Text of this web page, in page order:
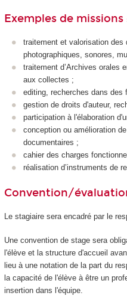
Exemples de missions
traitement et valorisation des
photographiques, sonores,
traitement d’Archives orales
aux collectes ;
editing, recherches dans des
gestion de droits d'auteur,
participation à l'élaboration
conception ou amélioration
documentaires ;
cahier des charges
réalisation d’instruments de
Convention/
Le stagiaire sera encadré par le
Une convention de stagesera
l'élève et la structure d'accueil
lieu à une notation de la part du
la capacité de l'élève à être un
insertion dans l'équipe.